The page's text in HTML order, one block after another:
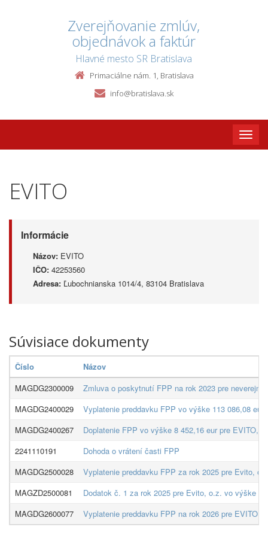
Zverejňovanie zmlúv,
objednávok a faktúr
Hlavné mesto SR Bratislava
Primaciálne nám. 1, Bratislava
info@bratislava.sk
Toggle
EVITO
Informácie
Názov: EVITO
IČO: 42253560
Adresa: Ľubochnianska 1014/4, 83104 Bratislava
Súvisiace dokumenty
Číslo
Názov
MAGDG2300009
Zmluva o poskytnutí FPP na rok 2023 pre
MAGDG2400029
Vyplatenie preddavku FPP vo výške 113 086,08
MAGDG2400267
Doplatenie FPP vo výške 8 452,16 eur pre EVITO,
2241110191
Dohoda o vrátení časti FPP
MAGDG2500028
Vyplatenie preddavku FPP za rok 2025 pre Evito,
MAGZD2500081
Dodatok č. 1 za rok 2025 pre Evito, o.z. vo výške
MAGDG2600077
Vyplatenie preddavku FPP na rok 2026 pre EVITO,